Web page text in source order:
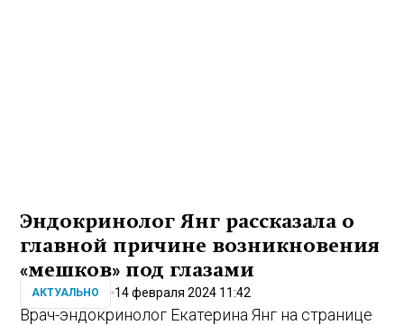
Эндокринолог Янг рассказала о
главной причине возникновения
«мешков» под глазами
АКТУАЛЬНО 14 февраля 2024 11:42
Врач-эндокринолог Екатерина Янг на странице